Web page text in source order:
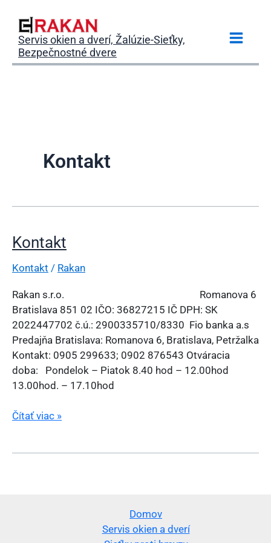
obsahServis okien a dverí, Žalúzie-Sieťky,
Bezpečnostné dvere
Kontakt
Kontakt
Kontakt / Rakan
Rakan s.r.o. Romanova 6
Bratislava 851 02 IČO: 36827215 IČ DPH: SK
2022447702 č.ú.: 2900335710/8330 Fio banka a.s
Predajňa Bratislava: Romanova 6, Bratislava, Petržalka
Kontakt: 0905 299633; 0902 876543 Otváracia
doba: Pondelok – Piatok 8.40 hod – 12.00hod
13.00hod. – 17.10hod
Kontakt
Čítať viac »
Domov
Servis okien a dverí